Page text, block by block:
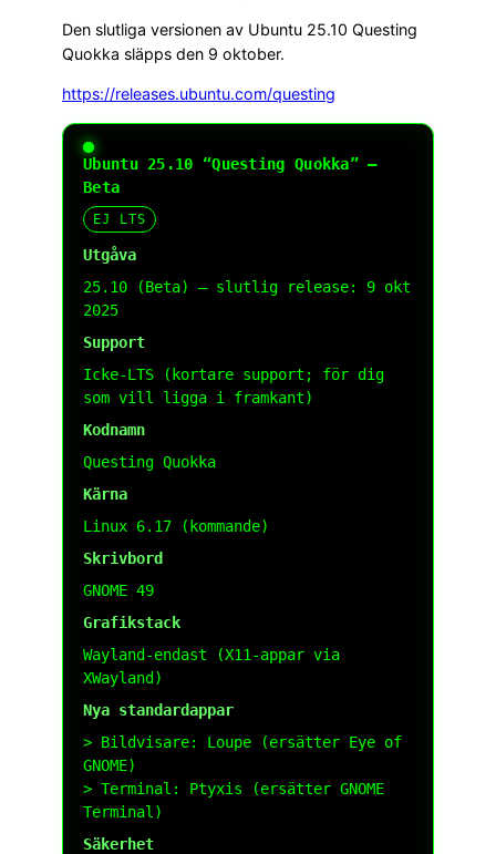
Den slutliga versionen av Ubuntu 25.10 Questing
Quokka släpps den 9 oktober.
https://releases.ubuntu.com/questing
Ubuntu 25.10 “Questing Quokka” –
Beta
EJ LTS
Utgåva
25.10 (Beta) – slutlig release: 9 okt
2025
Support
Icke-LTS (kortare support; för dig
som vill ligga i framkant)
Kodnamn
Questing Quokka
Kärna
Linux 6.17 (kommande)
Skrivbord
GNOME 49
Grafikstack
Wayland-endast (X11-appar via
XWayland)
Nya standardappar
Bildvisare: Loupe (ersätter Eye of
GNOME)
Terminal: Ptyxis (ersätter GNOME
Terminal)
Säkerhet